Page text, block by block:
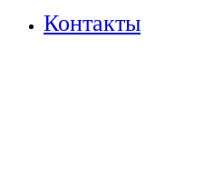
Контакты